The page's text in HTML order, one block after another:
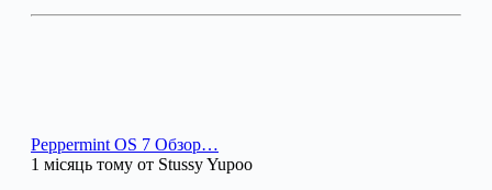
Peppermint OS 7 Обзор…
1 місяць тому от Stussy Yupoo